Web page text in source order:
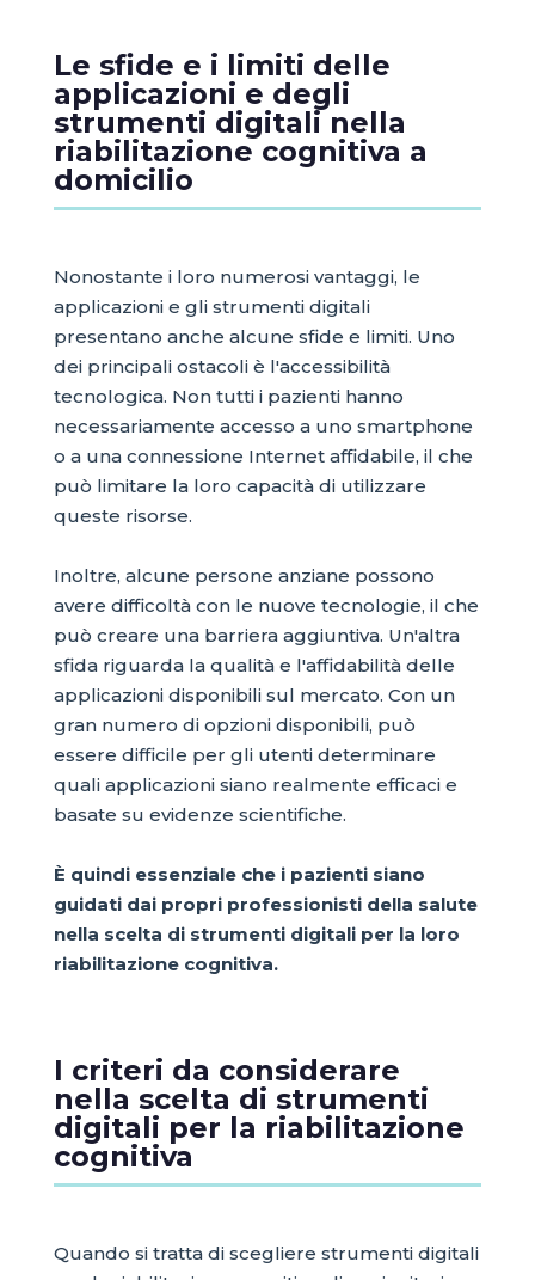
Le sfide e i limiti delle
applicazioni e degli
strumenti digitali nella
riabilitazione cognitiva a
domicilio
Nonostante i loro numerosi vantaggi, le
applicazioni e gli strumenti digitali
presentano anche alcune sfide e limiti. Uno
dei principali ostacoli è l'accessibilità
tecnologica. Non tutti i pazienti hanno
necessariamente accesso a uno smartphone
o a una connessione Internet affidabile, il che
può limitare la loro capacità di utilizzare
queste risorse.
Inoltre, alcune persone anziane possono
avere difficoltà con le nuove tecnologie, il che
può creare una barriera aggiuntiva. Un'altra
sfida riguarda la qualità e l'affidabilità delle
applicazioni disponibili sul mercato. Con un
gran numero di opzioni disponibili, può
essere difficile per gli utenti determinare
quali applicazioni siano realmente efficaci e
basate su evidenze scientifiche.
È quindi essenziale che i pazienti siano
guidati dai propri professionisti della salute
nella scelta di strumenti digitali per la loro
riabilitazione cognitiva.
I criteri da considerare
nella scelta di strumenti
digitali per la riabilitazione
cognitiva
Quando si tratta di scegliere strumenti digitali